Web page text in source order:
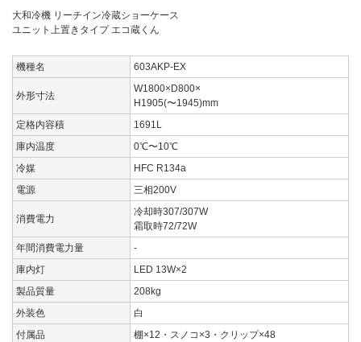
大和冷機 リーチイン冷蔵ショーケース
ユニット上置きタイプ エコ蔵くん
機種名 603AKP-EX
外形寸法
W1800×D800×
H1905(〜1945)mm
定格内容積
1691L
庫内温度
0℃〜10℃
冷媒
HFC R134a
電源
三相200V
消費電力
冷却時307/307W
霜取時72/72W
年間消費電力量
-
庫内灯
LED 13W×2
製品質量
208kg
外装色
白
付属品
棚×12・スノコ×3・クリップ×48